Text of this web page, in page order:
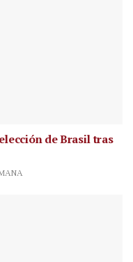
de Brasil tras